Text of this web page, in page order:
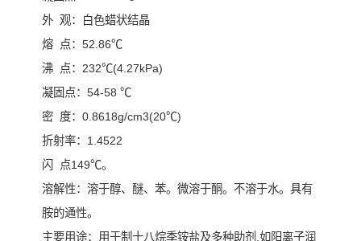
外 观：白色蜡状结晶
熔 点：52.86℃
沸 点：232℃(4.27kPa)
凝固点：54-58 ℃
密 度：0.8618g/cm3(20℃)
折射率：1.4522
闪 点149℃。
溶解性：溶于醇、醚、苯。微溶于酮。不溶于水。具有
胺的通性。
主要用途：用于制十八烷季铵盐及多种助剂,如阳离子润